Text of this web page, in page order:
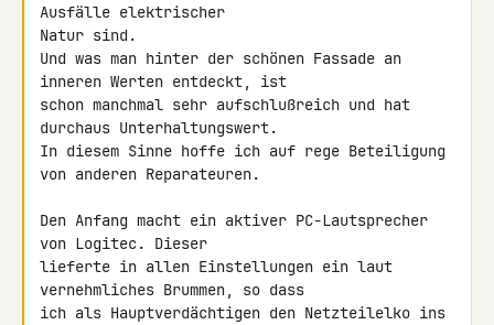
Ausfälle elektrischer
Natur sind.
Und was man hinter der schönen Fassade an
inneren Werten entdeckt, ist
schon manchmal sehr aufschlußreich und hat
durchaus Unterhaltungswert.
In diesem Sinne hoffe ich auf rege Beteiligung
von anderen Reparateuren.
Den Anfang macht ein aktiver PC-Lautsprecher
von Logitec. Dieser
lieferte in allen Einstellungen ein laut
vernehmliches Brummen, so dass
ich als Hauptverdächtigen den Netzteilelko ins